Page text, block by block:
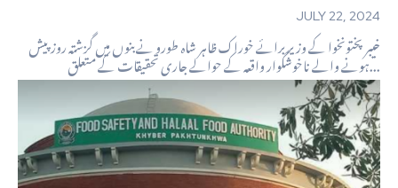
JULY 22, 2024
خیبرپختونخوا کے وزیر برائے خوراک ظاہر شاہ طورو نے بنوں میں گزشتہ روز پیش
ہونے والے ناخوشگوار واقعہ کے حوالے جاری تحقیقات کے متعلق...